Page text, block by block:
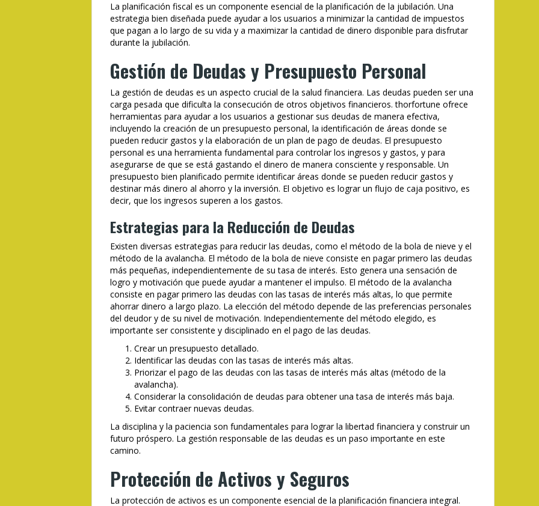
La planificación fiscal es un componente esencial de la planificación de la jubilación. Una
estrategia bien diseñada puede ayudar a los usuarios a minimizar la cantidad de impuestos
que pagan a lo largo de su vida y a maximizar la cantidad de dinero disponible para disfrutar
durante la jubilación.
Gestión de Deudas y Presupuesto Personal
La gestión de deudas es un aspecto crucial de la salud financiera. Las deudas pueden ser una
carga pesada que dificulta la consecución de otros objetivos financieros. thorfortune ofrece
herramientas para ayudar a los usuarios a gestionar sus deudas de manera efectiva,
incluyendo la creación de un presupuesto personal, la identificación de áreas donde se
pueden reducir gastos y la elaboración de un plan de pago de deudas. El presupuesto
personal es una herramienta fundamental para controlar los ingresos y gastos, y para
asegurarse de que se está gastando el dinero de manera consciente y responsable. Un
presupuesto bien planificado permite identificar áreas donde se pueden reducir gastos y
destinar más dinero al ahorro y la inversión. El objetivo es lograr un flujo de caja positivo, es
decir, que los ingresos superen a los gastos.
Estrategias para la Reducción de Deudas
Existen diversas estrategias para reducir las deudas, como el método de la bola de nieve y el
método de la avalancha. El método de la bola de nieve consiste en pagar primero las deudas
más pequeñas, independientemente de su tasa de interés. Esto genera una sensación de
logro y motivación que puede ayudar a mantener el impulso. El método de la avalancha
consiste en pagar primero las deudas con las tasas de interés más altas, lo que permite
ahorrar dinero a largo plazo. La elección del método depende de las preferencias personales
del deudor y de su nivel de motivación. Independientemente del método elegido, es
importante ser consistente y disciplinado en el pago de las deudas.
Crear un presupuesto detallado.
Identificar las deudas con las tasas de interés más altas.
Priorizar el pago de las deudas con las tasas de interés más altas (método de la
avalancha).
Considerar la consolidación de deudas para obtener una tasa de interés más baja.
Evitar contraer nuevas deudas.
La disciplina y la paciencia son fundamentales para lograr la libertad financiera y construir un
futuro próspero. La gestión responsable de las deudas es un paso importante en este
camino.
Protección de Activos y Seguros
La protección de activos es un componente esencial de la planificación financiera integral.